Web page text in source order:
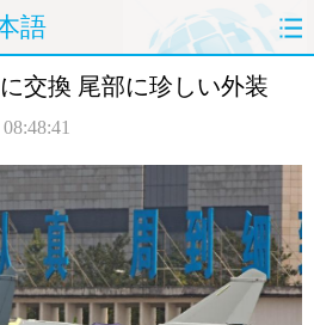
語
政治 経済
評論 写真
交換 尾部に珍しい外装